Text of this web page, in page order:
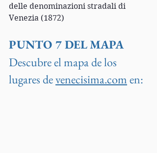
delle denominazioni stradali di
Venezia (1872)
PUNTO 7 DEL MAPA
Descubre el mapa de los
lugares de venecisima.com en: